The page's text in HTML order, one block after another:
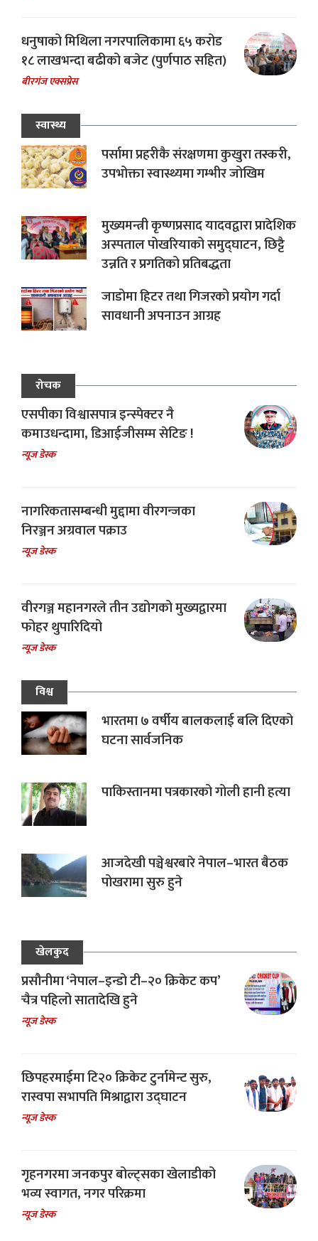
धनुषाको मिथिला नगरपालिकामा ६५ करोड
१८ लाखभन्दा बढीको बजेट (पुर्णपाठ सहित)
बीरगंज एक्सप्रेस
स्वास्थ्य
पर्सामा प्रहरीकै संरक्षणमा कुखुरा तस्करी,
उपभोक्ता स्वास्थ्यमा गम्भीर जोखिम
मुख्यमन्त्री कृष्णप्रसाद यादवद्वारा प्रादेशिक
अस्पताल पोखरियाको समुद्घाटन, छिट्टै
उन्नति र प्रगतिको प्रतिबद्धता
जाडोमा हिटर तथा गिजरको प्रयोग गर्दा
सावधानी अपनाउन आग्रह
रोचक
एसपीका विश्वासपात्र इन्स्पेक्टर नै
कमाउधन्दामा, डिआईजीसम्म सेटिङ !
न्यूज डेस्क
नागरिकतासम्बन्धी मुद्दामा वीरगन्जका
निरञ्जन अग्रवाल पक्राउ
न्यूज डेस्क
वीरगञ्ज महानगरले तीन उद्योगको मुख्यद्वारमा
फोहर थुपारिदियो
न्यूज डेस्क
विश्व
भारतमा ७ वर्षीय बालकलाई बलि दिएको
घटना सार्वजनिक
पाकिस्तानमा पत्रकारको गोली हानी हत्या
आजदेखी पञ्चेश्वरबारे नेपाल–भारत बैठक
पोखरामा सुरु हुने
खेलकुद
प्रसौनीमा ‘नेपाल–इन्डो टी–२० क्रिकेट कप’
चैत्र पहिलो सातादेखि हुने
न्यूज डेस्क
छिपहरमाईमा टि२० क्रिकेट टुर्नामेन्ट सुरु,
रास्वपा सभापति मिश्राद्वारा उद्घाटन
न्यूज डेस्क
गृहनगरमा जनकपुर बोल्ट्सका खेलाडीको
भव्य स्वागत, नगर परिक्रमा
न्यूज डेस्क